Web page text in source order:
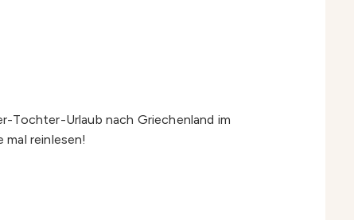
Tochter-Urlaub nach Griechenland im
reinlesen!